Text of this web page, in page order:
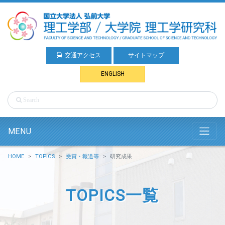
交通アクセス サイトマップ
ENGLISH
MENU
HOME TOPICS 受賞・報道等 研究成果
TOPICS一覧